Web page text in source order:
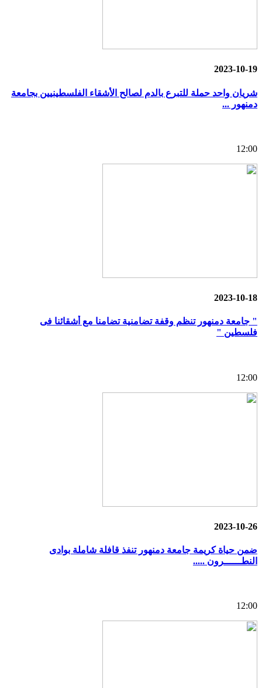
2023-10-19
شريان واحد حملة للتبرع بالدم لصالح الأشقاء الفلسطينيين بجامعة
دمنهور ...
12:00
2023-10-18
" جامعة دمنهور تنظم وقفة تضامنية تضامنا مع أشقائنا فى
فلسطين "
12:00
2023-10-26
ضمن حياة كريمة جامعة دمنهور تنفذ قافلة شاملة بوادى
النطــــــرون .....
12:00